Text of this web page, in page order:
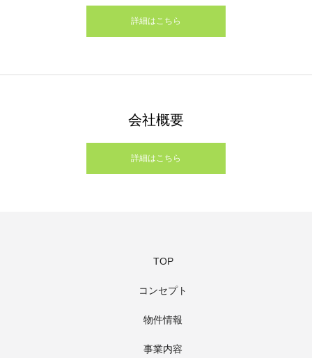
詳細はこちら
会社概要
詳細はこちら
TOP
コンセプト
物件情報
事業内容